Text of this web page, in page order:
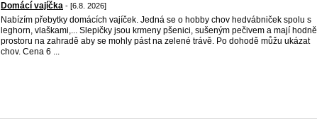
Domácí vajíčka - [6.8. 2026]
Nabízím přebytky domácích vajíček. Jedná se o hobby chov hedvábniček spolu s
leghorn, vlaškami,... Slepičky jsou krmeny pšenici, sušeným pečivem a mají hodně
prostoru na zahradě aby se mohly pást na zelené trávě. Po dohodě můžu ukázat
chov. Cena 6 ...